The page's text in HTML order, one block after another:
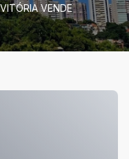
VENDE